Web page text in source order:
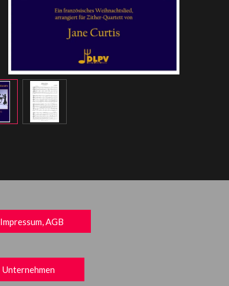
Impressum, AGB
Unternehmen